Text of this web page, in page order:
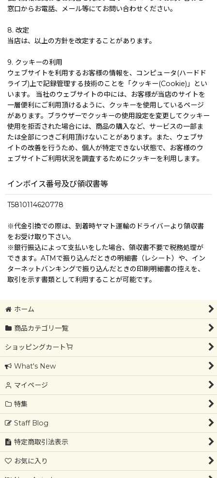
窓口からお電話、メール等にてお問い合わせください。
8. 改定
当店は、以上の方針を改定することがあります。
9. クッキーの利用
ウェブサイトを利用するお客様の情報を、コンピュータ(ハードド
ライブ)上で記録管理する技術のことを「クッキー(Cookie)」とい
います。 当社のウェブサイトの中には、お客様が当店のサイトを
一層便利にご利用頂けるように、クッキーを使用しているページ
があります。ブラウザーでクッキーの使用設定を変更してクッキー
使用を拒否された場合には、商品の購入など、サービスの一部ま
たは全部につきご利用頂けないことがあります。また、ウェブサ
イトの改善を行うため、個人が特定できない状態で、お客様のウ
ェブサイトご利用状況を調査するためにクッキーを利用します。
インボイス番号及び領収書等
T5810114620778
※代金引換での際は、到着時ヤマト運輸のドライバーより領収書
をお受け取り下さい。
※銀行振込によって支払いをした場合、領収書不要で税務処理が
できます。ATMで振り込んだときの明細書（レシート）や、イン
ターネットバンキングで振り込んだときの印刷明細書の控えを、
取引を示す書類として利用することが可能です。
ホーム
商品カテゴリ一覧
ショッピングカート
What's New
マイページ
特集
Staff Blog
特定商取引法表示
お気に入り